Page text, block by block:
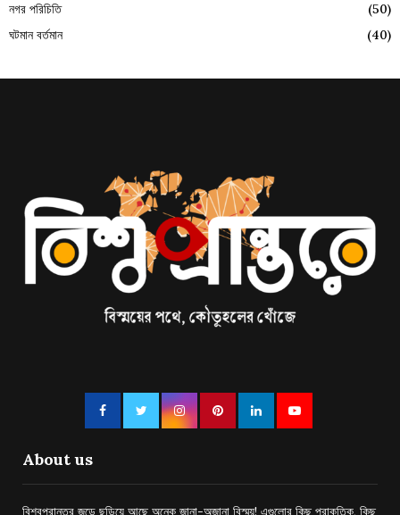
নগর পরিচিতি
(50)
ঘটমান বর্তমান
(40)
About us
বিশ্বপ্রান্তর জুড়ে ছড়িয়ে আছে অনেক জানা-অজানা বিস্ময়! এগুলোর কিছু প্রাকৃতিক, কিছু